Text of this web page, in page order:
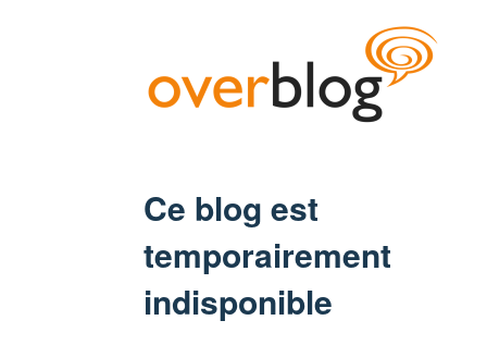
Ce blog est
temporairement
indisponible